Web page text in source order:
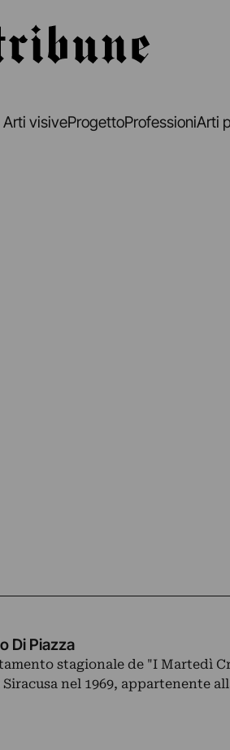
Arti visiveProgettoProfessioniArti
Di Piazza
stagionale de "I Martedì
nel 1969, appartenente